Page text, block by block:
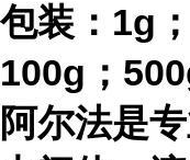
包装： 1g
100g；
阿尔法是